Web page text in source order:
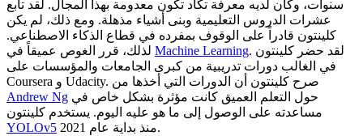
سنوات، وكان لديه معرفة تكاد تكون معدومة بهذا المجال. لقد تابع
عشرات الدروس التعليمية وبنى أشياء مذهلة. ومع ذلك، لم يكن
كلينتون قادراً على الوقوف بمفرده في قطاع الذكاء الاصطناعي.
Machine Learning. لقد حضر كلينتون
في الغالب دورات تدريبية من كبرى الجامعات والمؤسسات على
Coursera و Udacity. صرح كلينتون أن الدورات التي أخذها من
Andrew Ng
مساعدته على الوصول إلى ما هو عليه اليوم. يستخدم كلينتون
YOLOv5
منذ بداية عام 2021.